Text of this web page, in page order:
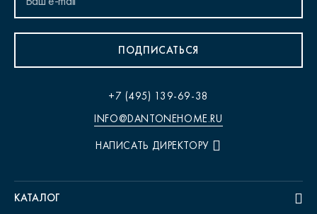
ПОДПИСАТЬСЯ
+7 (495) 139-69-38
INFO@DANTONEHOME.RU
НАПИСАТЬ ДИРЕКТОРУ
КАТАЛОГ